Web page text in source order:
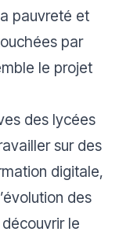
pauvreté et
par
le projet
des lycées
sur des
digitale,
des
le